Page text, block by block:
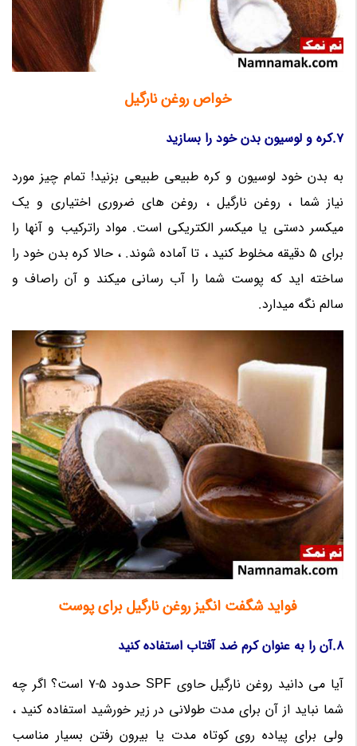
خواص روغن نارگیل
7.کره و لوسیون بدن خود را بسازید
به بدن خود لوسیون و کره طبیعی طبیعی بزنید! تمام چیز مورد
نیاز شما ، روغن نارگیل ، روغن های ضروری اختیاری و یک
میکسر دستی یا میکسر الکتریکی است. مواد راترکیب و آنها را
برای 5 دقیقه مخلوط کنید ، تا آماده شوند. ، حالا کره بدن خود را
ساخته اید که پوست شما را آب رسانی میکند و آن راصاف و
سالم نگه میدارد.
فواید شگفت انگیز روغن نارگیل برای پوست
8.آن را به عنوان کرم ضد آفتاب استفاده کنید
آیا می دانید روغن نارگیل حاوی SPF حدود 5-7 است؟ اگر چه
شما نباید از آن برای مدت طولانی در زیر خورشید استفاده کنید ،
ولی برای پیاده روی کوتاه مدت یا بیرون رفتن بسیار مناسب